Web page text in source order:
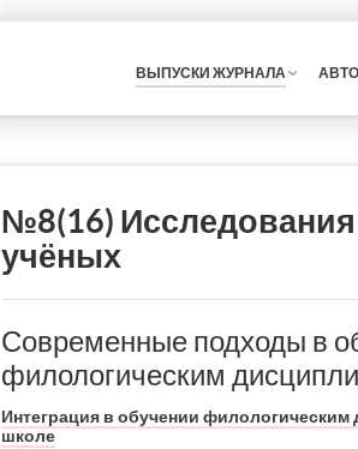
ВЫПУСКИ ЖУРНАЛА
№8(16)
учёных
Современные подходы в
филологическим
Интеграция в обучении
школе